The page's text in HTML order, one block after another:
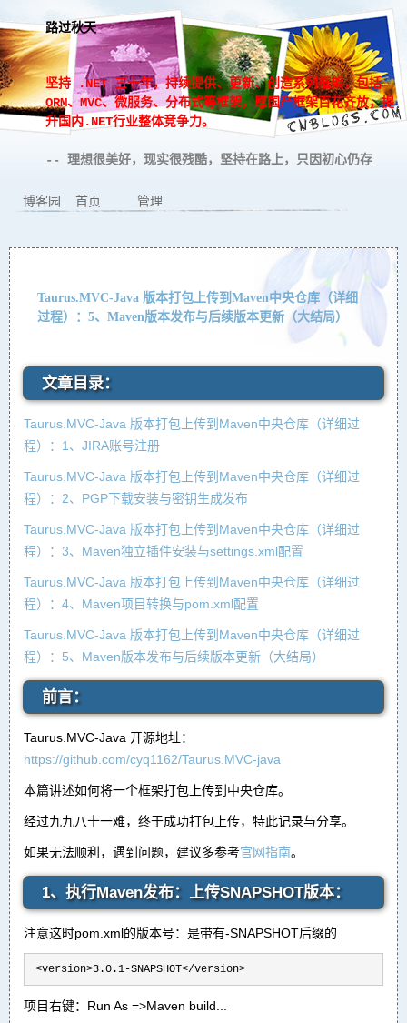
路过秋天
坚持 .NET 三十年，持续提供、更新、创造系列框架，包括
ORM、MVC、微服务、分布式等框架，愿国产框架百花齐放，提
升国内.NET行业整体竞争力。
-- 理想很美好，现实很残酷，坚持在路上，只因初心仍存
博客园 首页 管理
Taurus.MVC-Java 版本打包上传到Maven中央仓库（详细
过程）：5、Maven版本发布与后续版本更新（大结局）
文章目录：
Taurus.MVC-Java 版本打包上传到Maven中央仓库（详细过
程）：1、JIRA账号注册
Taurus.MVC-Java 版本打包上传到Maven中央仓库（详细过
程）：2、PGP下载安装与密钥生成发布
Taurus.MVC-Java 版本打包上传到Maven中央仓库（详细过
程）：3、Maven独立插件安装与settings.xml配置
Taurus.MVC-Java 版本打包上传到Maven中央仓库（详细过
程）：4、Maven项目转换与pom.xml配置
Taurus.MVC-Java 版本打包上传到Maven中央仓库（详细过
程）：5、Maven版本发布与后续版本更新（大结局）
前言：
Taurus.MVC-Java 开源地址：
https://github.com/cyq1162/Taurus.MVC-java
本篇讲述如何将一个框架打包上传到中央仓库。
经过九九八十一难，终于成功打包上传，特此记录与分享。
如果无法顺利，遇到问题，建议多参考官网指南。
1、执行Maven发布：上传SNAPSHOT版本：
注意这时pom.xml的版本号：是带有-SNAPSHOT后缀的
<version>3.0.1-SNAPSHOT</version>
项目右键：Run As =>Maven build...